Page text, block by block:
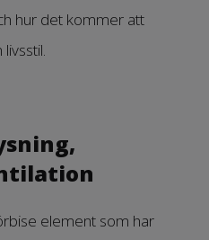
hur det kommer att
element som har